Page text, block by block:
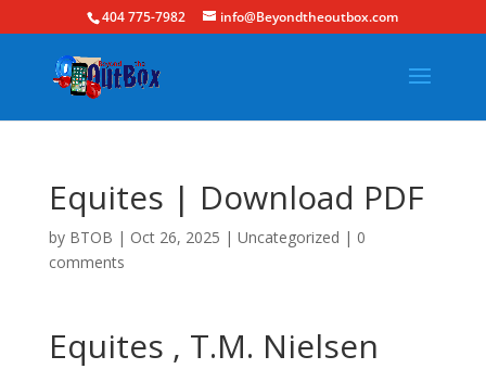
404 775-7982 info@Beyondtheoutbox.com
Equites | Download PDF
by BTOB | Oct 26, 2025 | Uncategorized | 0
comments
Equites , T.M. Nielsen